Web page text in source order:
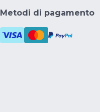
Metodi di pagamento